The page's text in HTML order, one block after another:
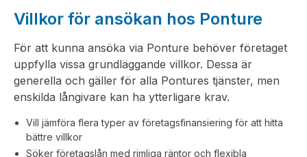
Villkor för ansökan hos Ponture
För att kunna ansöka via Ponture behöver företaget
uppfylla vissa grundläggande villkor. Dessa är
generella och gäller för alla Pontures tjänster, men
enskilda långivare kan ha ytterligare krav.
Vill jämföra flera typer av företagsfinansiering för att hitta
bättre villkor
Söker företagslån med rimliga räntor och flexibla